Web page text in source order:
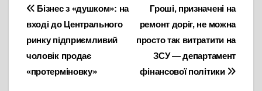
Навігація
записів
Гроші, призначені на
ремонт доріг, не можна
просто так витратити на
ЗСУ — департамент
фінансової політики
Бізнес з «душком»: на
вході до Центрального
ринку підприємливий
чоловік продає
«протерміновку»